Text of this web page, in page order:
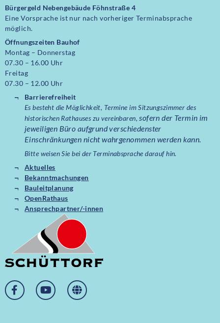
Bürgergeld Nebengebäude Föhnstraße 4
Eine Vorsprache ist nur nach vorheriger Terminabsprache
möglich.
Öffnungszeiten Bauhof
Montag – Donnerstag
07.30 – 16.00 Uhr
Freitag
07.30 – 12.00 Uhr
Barrierefreiheit
Es besteht die Möglichkeit, Termine im Sitzungszimmer des
historischen Rathauses zu vereinbaren,sofern der Termin im
jeweiligen Büro aufgrund verschiedenster
Einschränkungen nicht wahrgenommen werden kann.
Bitte weisen Sie bei der Terminabsprache darauf hin.
Aktuelles
Bekanntmachungen
Bauleitplanung
OpenRathaus
Ansprechpartner/-innen